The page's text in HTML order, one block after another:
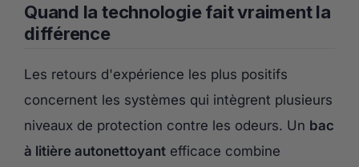
Quand la technologie fait vraiment la
différence
Les retours d'expérience les plus positifs
concernent les systèmes qui intègrent plusieurs
niveaux de protection contre les odeurs. Un bac
à litière autonettoyant efficace combine